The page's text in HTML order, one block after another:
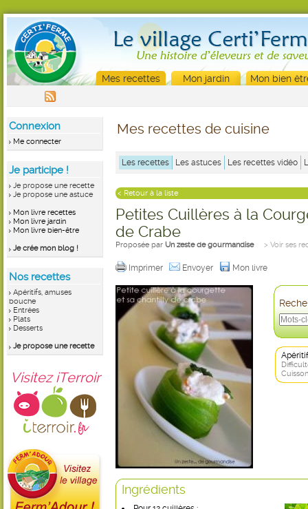
Mes recettes Mon jardin Mon bien
Connexion
Me connecter
Je participe !
Je propose une recette
Je propose une astuce
Mon livre recettes
Mon livre jardin
Mon livre bien-être
Je crée mon blog !
Nos recettes
Apéritifs, amuses
bouche
Entrées
Plats
Desserts
Je propose une recette
Visitez iTerroir
Mes recettes de cuisine
Les recettes Les astuces Les recettes vidéo
< Retour à la liste
Petites Cuillères à la
de Crabe
Proposée par Un zeste de gourmandise > Voir ses
Imprimer Envoyer Mon livre
Ingrédients